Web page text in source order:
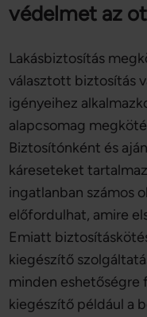
védelmet az
Lakásbiztosítás
választott biztosítás
igényeihez
alapcsomag
Biztosítónként és
káreseteket
ingatlanban számos
előfordulhat, amire
Emiatt
kiegészítő
minden eshetőségre
kiegészítő például a